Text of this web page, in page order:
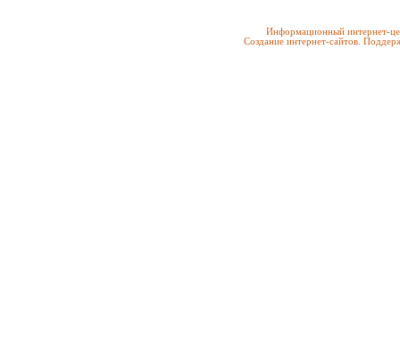
Информационный интернет-
Создание интернет-сайтов.